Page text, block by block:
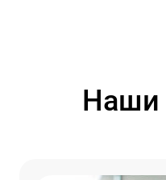
Наши